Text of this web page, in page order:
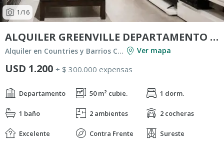
1/16
ALQUILER GREENVILLE DEPARTAMENTO AMOBLADO
Alquiler en Countries y Barrios Cerrados en Berazategui Ver mapa
USD 1.200 + $ 300.000 expensas
Departamento 50 m² cubie. 1 dorm.
1 baño 2 ambientes 2 cocheras
Excelente Contra Frente Sureste